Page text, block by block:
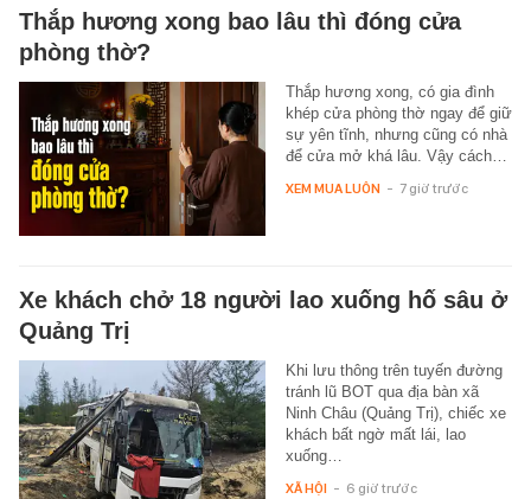
Thắp hương xong bao lâu thì đóng cửa
phòng thờ?
Thắp hương xong, có gia đình
khép cửa phòng thờ ngay để giữ
sự yên tĩnh, nhưng cũng có nhà
để cửa mở khá lâu. Vậy cách…
XEM MUA LUÔN - 7 giờ trước
Xe khách chở 18 người lao xuống hố sâu ở
Quảng Trị
Khi lưu thông trên tuyến đường
tránh lũ BOT qua địa bàn xã
Ninh Châu (Quảng Trị), chiếc xe
khách bất ngờ mất lái, lao
xuống…
XÃ HỘI - 6 giờ trước